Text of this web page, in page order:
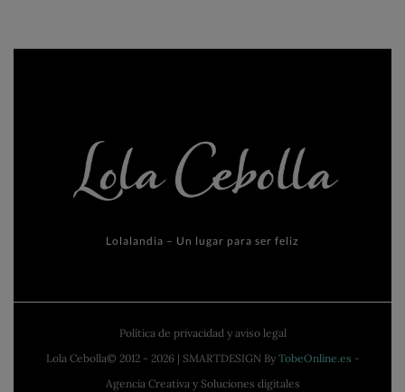
Lolalandia – Un lugar para ser feliz
Política de privacidad y aviso legal
Lola Cebolla© 2012 - 2026 | SMARTDESIGN By TobeOnline.es -
Agencia Creativa y Soluciones digitales